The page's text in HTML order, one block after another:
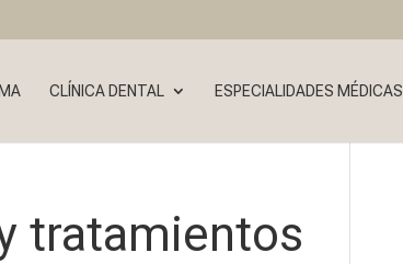
CLÍNICA DENTAL ESPECIALIDADES MÉDICAS
tratamientos